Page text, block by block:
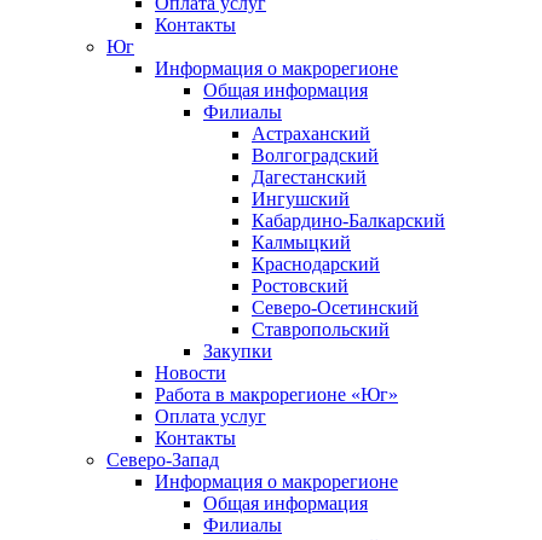
Контакты
Юг
Информация о макрорегионе
Общая информация
Филиалы
Астраханский
Волгоградский
Дагестанский
Ингушский
Кабардино-Балкарский
Калмыцкий
Краснодарский
Ростовский
Северо-Осетинский
Ставропольский
Закупки
Новости
Работа в макрорегионе «Юг»
Оплата услуг
Контакты
Северо-Запад
Информация о макрорегионе
Общая информация
Филиалы